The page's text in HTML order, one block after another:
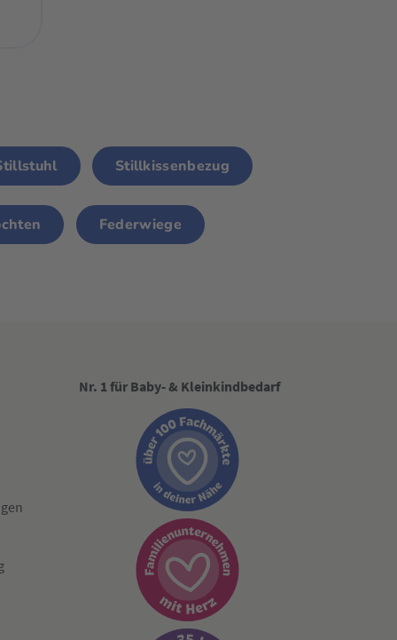
Stillkissenbezug
Federwiege
Nr. 1 für Baby- & Kleinkindbedarf